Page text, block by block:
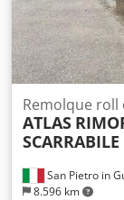
San Pietro in
8.596 km
Remolque roll
ATLAS
SCARRABILE